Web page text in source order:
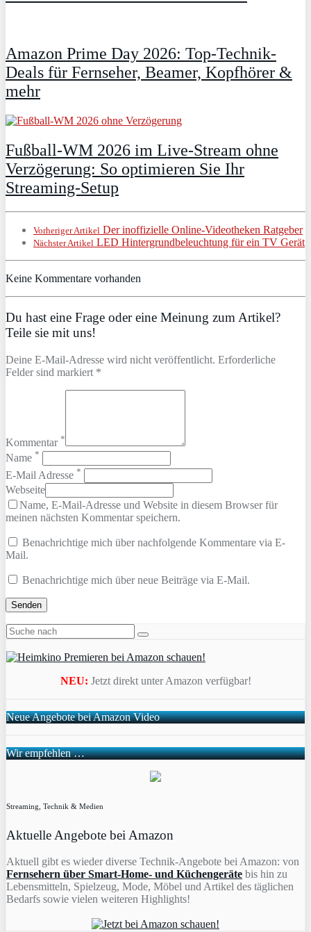
Amazon Prime Day 2026: Top-Technik-
Deals für Fernseher, Beamer, Kopfhörer &
mehr
Fußball-WM 2026 im Live-Stream ohne
Verzögerung: So optimieren Sie Ihr
Streaming-Setup
Vorheriger Artikel Der inoffizielle Online-Videotheken Ratgeber
Nächster Artikel LED Hintergrundbeleuchtung für ein TV Gerät
Keine Kommentare vorhanden
Du hast eine Frage oder eine Meinung zum Artikel?
Teile sie mit uns!
Deine E-Mail-Adresse wird nicht veröffentlicht. Erforderliche
Felder sind markiert *
Kommentar *
Name *
E-Mail Adresse *
Webseite
Name, E-Mail-Adresse und Website in diesem Browser für
meinen nächsten Kommentar speichern.
Benachrichtige mich über nachfolgende Kommentare via E-
Mail.
Benachrichtige mich über neue Beiträge via E-Mail.
NEU: Jetzt direkt unter Amazon verfügbar!
Neue Angebote bei Amazon Video
Wir empfehlen …
Streaming, Technik & Medien
Aktuelle Angebote bei Amazon
Aktuell gibt es wieder diverse Technik-Angebote bei Amazon: von
Fernsehern über Smart-Home- und Küchengeräte bis hin zu
Lebensmitteln, Spielzeug, Mode, Möbel und Artikel des täglichen
Bedarfs sowie vielen weiteren Highlights!